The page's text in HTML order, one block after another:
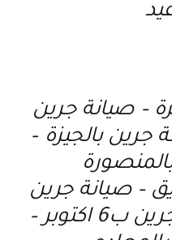
– صيانة جرين
جرين بالجيزة –
– صيانة جرين
بالشرقية – صيانة جرين ب6 اكتوبر –